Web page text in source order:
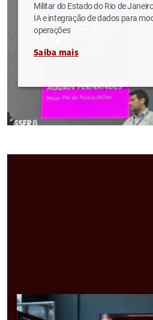
Militar do Estado do Rio de
IA e integração de dados para
operações
Saiba mais